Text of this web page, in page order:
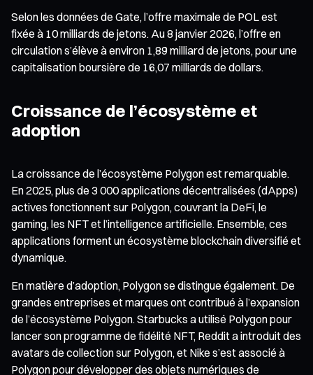
Selon les données de Gate, l’offre maximale de POL est
fixée à 10 milliards de jetons. Au 8 janvier 2026, l’offre en
circulation s’élève à environ 1,89 milliard de jetons, pour une
capitalisation boursière de 16,07 milliards de dollars.
Croissance de l’écosystème et
adoption
La croissance de l’écosystème Polygon est remarquable.
En 2025, plus de 3 000 applications décentralisées (dApps)
actives fonctionnent sur Polygon, couvrant la DeFi, le
gaming, les NFT et l’intelligence artificielle. Ensemble, ces
applications forment un écosystème blockchain diversifié et
dynamique.
En matière d’adoption, Polygon se distingue également. De
grandes entreprises et marques ont contribué à l’expansion
de l’écosystème Polygon. Starbucks a utilisé Polygon pour
lancer son programme de fidélité NFT, Reddit a introduit des
avatars de collection sur Polygon, et Nike s’est associé à
Polygon pour développer des objets numériques de